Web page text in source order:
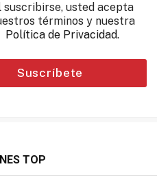
suscribirse, usted acepta
términos y nuestra
Política de Privacidad.
Suscríbete
TOP